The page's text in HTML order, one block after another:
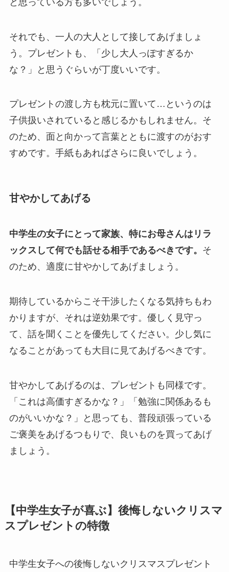
それでも、一人の大人として接してあげましょ
う。プレゼントも、「少し大人っぽすぎるか
な？」と思うぐらいが丁度いいです。
プレゼントの渡し方も枕元に置いて…というのは
子供扱いされていると感じるかもしれません。そ
のため、面と向かって言葉とともに渡すのがおす
すめです。手紙もあればさらに良いでしょう。
甘やかしてあげる
中学生の女子にとって家族、特にお母さんはリラ
ックスして何でも話せる相手であるべきです。 そ
のため、適度に甘やかしてあげましょう。
期待しているからこそ干渉したくなる気持ちもわ
かりますが、それは逆効果です。優しく見守っ
て、話を聞くことを優先してください。少し気に
なることがあっても大目に見てあげるべきです。
甘やかしてあげるのは、プレゼントも同様です。
「これは高価すぎるかな？」「勉強に関係あるも
のがいいかな？」と思っても、普段頑張っている
ご褒美をあげるつもりで、良いものを買ってあげ
ましょう。
【中学生女子が喜ぶ】後悔しないクリスマ
スプレゼントの特徴
中学生女子への後悔しないクリスマスプレゼント